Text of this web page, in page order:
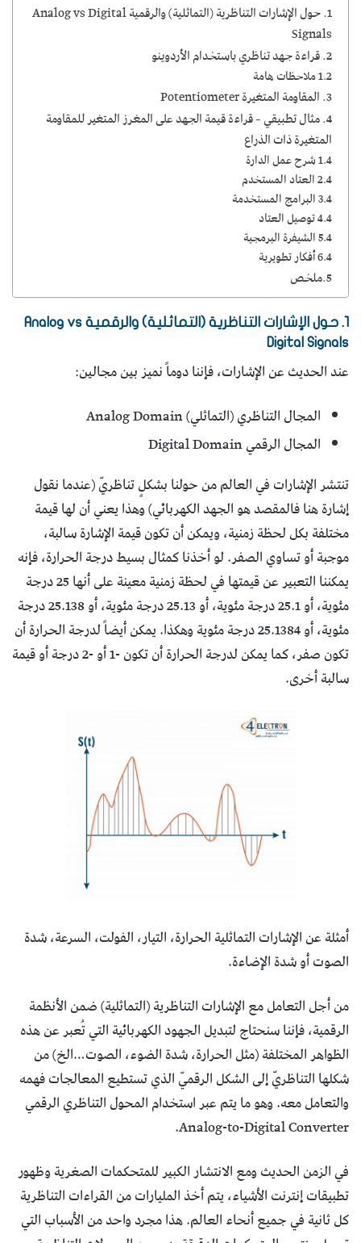
1. حول الإشارات التناظرية (التماثلية) والرقمية Analog vs Digital
Signals
2. قراءة جهد تناظري باستخدام الأردوينو
1.2 ملاحظات هامة
3. المقاومة المتغيرة Potentiometer
4. مثال تطبيقي – قراءة قيمة الجهد على المغرز المتغير للمقاومة
المتغيرة ذات الذراع
1.4 شرح عمل الدارة
2.4 العتاد المستخدم
3.4 البرامج المستخدمة
4.4 توصيل العتاد
5.4 الشيفرة البرمجية
6.4 أفكار تطويرية
5.ملخص
1. حول الإشارات التناظرية (التماثلية) والرقمية Analog vs
Digital Signals
عند الحديث عن الإشارات، فإننا دوماً نميز بين مجالين:
المجال التناظري (التماثلي) Analog Domain
المجال الرقمي Digital Domain
تنتشر الإشارات في العالم من حولنا بشكلٍ تناظريّ (عندما نقول
إشارة هنا فالمقصد هو الجهد الكهربائي) وهذا يعني أن لها قيمة
مختلفة بكل لحظة زمنية، ويمكن أن تكون قيمة الإشارة سالبة،
موجبة أو تساوي الصفر. لو أخذنا كمثال بسيط درجة الحرارة، فإنه
يمكننا التعبير عن قيمتها في لحظة زمنية معينة على أنها 25 درجة
مئوية، أو 25.1 درجة مئوية، أو 25.13 درجة مئوية، أو 25.138 درجة
مئوية، أو 25.1384 درجة مئوية وهكذا. يمكن أيضاً لدرجة الحرارة أن
تكون صفر، كما يمكن لدرجة الحرارة أن تكون -1 أو -2 درجة أو قيمة
سالبة أخرى.
أمثلة عن الإشارات التماثلية الحرارة، التيار، الفولت، السرعة، شدة
الصوت أو شدة الإضاءة.
من أجل التعامل مع الإشارات التناظرية (التماثلية) ضمن الأنظمة
الرقمية، فإننا سنحتاج لتبديل الجهود الكهربائية التي تُعبر عن هذه
الظواهر المختلفة (مثل الحرارة، شدة الضوء، الصوت…الخ) من
شكلها التناظريّ إلى الشكل الرقميّ الذي تستطيع المعالجات فهمه
والتعامل معه. وهو ما يتم عبر استخدام المحول التناظري الرقمي
Analog-to-Digital Converter.
في الزمن الحديث ومع الانتشار الكبير للمتحكمات الصغرية وظهور
تطبيقات إنترنت الأشياء، يتم أخذ المليارات من القراءات التناظرية
كل ثانية في جميع أنحاء العالم. هذا مجرد واحد من الأسباب التي